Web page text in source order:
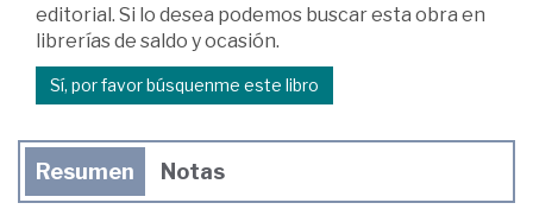
editorial. Si lo desea podemos buscar esta obra en
librerías de saldo y ocasión.
Sí, por favor búsquenme este libro
Resumen Notas